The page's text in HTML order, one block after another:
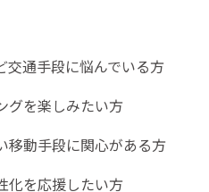
交通手段に悩んでいる方
グを楽しみたい方
移動手段に関心がある方
化を応援したい方